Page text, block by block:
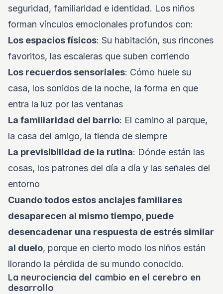
seguridad, familiaridad e identidad. Los niños
forman vínculos emocionales profundos con:
Los espacios físicos: Su habitación, sus rincones
favoritos, las escaleras que suben corriendo
Los recuerdos sensoriales: Cómo huele su
casa, los sonidos de la noche, la forma en que
entra la luz por las ventanas
La familiaridad del barrio: El camino al parque,
la casa del amigo, la tienda de siempre
La previsibilidad de la rutina: Dónde están las
cosas, los patrones del día a día y las señales del
entorno
Cuando todos estos anclajes familiares
desaparecen al mismo tiempo, puede
desencadenar una respuesta de estrés similar
al duelo, porque en cierto modo los niños están
llorando la pérdida de su mundo conocido.
La neurociencia del cambio en el cerebro en
desarrollo